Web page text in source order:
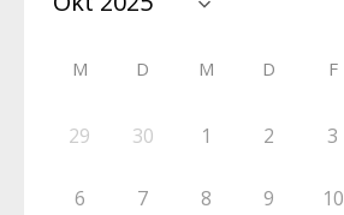
M D M D F
29 30 1 2 3
6 7 8 9 10